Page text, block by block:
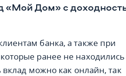
«Мой Дом» с
банка, а также при
ранее не находились
можно как онлайн, так